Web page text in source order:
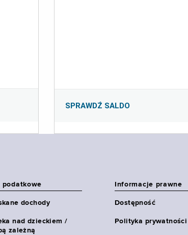
SPRAWDŹ SALDO
podatkowe
dochody
nad dzieckiem /
zależną
Informacje prawne
Dostępność
Polityka prywatności